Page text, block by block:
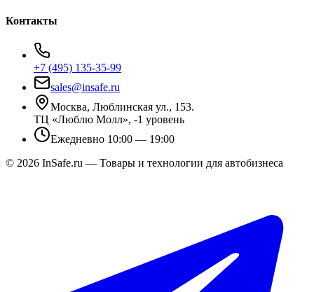
Контакты
+7 (495) 135-35-99
sales@insafe.ru
Москва, Люблинская ул., 153.
ТЦ «Люблю Молл», -1 уровень
Ежедневно 10:00 — 19:00
© 2026 InSafe.ru — Товары и технологии для автобизнеса